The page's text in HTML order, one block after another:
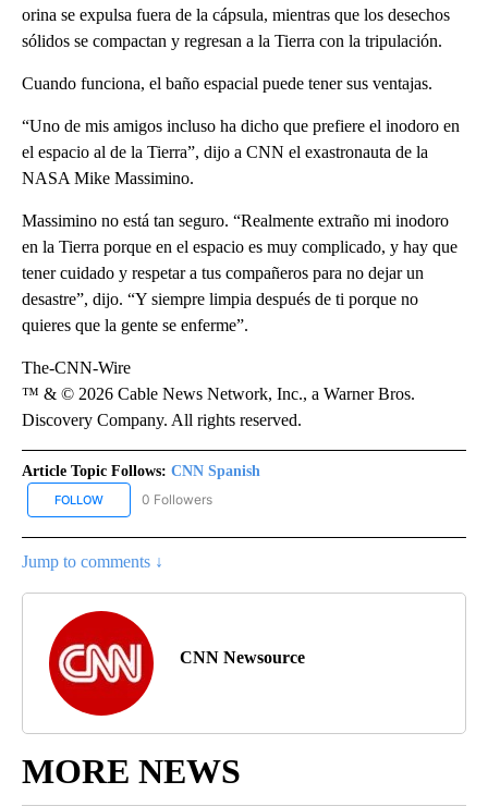
orina se expulsa fuera de la cápsula, mientras que los desechos
sólidos se compactan y regresan a la Tierra con la tripulación.
Cuando funciona, el baño espacial puede tener sus ventajas.
“Uno de mis amigos incluso ha dicho que prefiere el inodoro en
el espacio al de la Tierra”, dijo a CNN el exastronauta de la
NASA Mike Massimino.
Massimino no está tan seguro. “Realmente extraño mi inodoro
en la Tierra porque en el espacio es muy complicado, y hay que
tener cuidado y respetar a tus compañeros para no dejar un
desastre”, dijo. “Y siempre limpia después de ti porque no
quieres que la gente se enferme”.
The-CNN-Wire
™ & © 2026 Cable News Network, Inc., a Warner Bros.
Discovery Company. All rights reserved.
Article Topic Follows: CNN Spanish
FOLLOW FOLLOW "CNN SPANISH" TO RECEIVE NOTIFICATIONS ABOUT
0 Followers
Jump to comments ↓
CNN Newsource
MORE NEWS